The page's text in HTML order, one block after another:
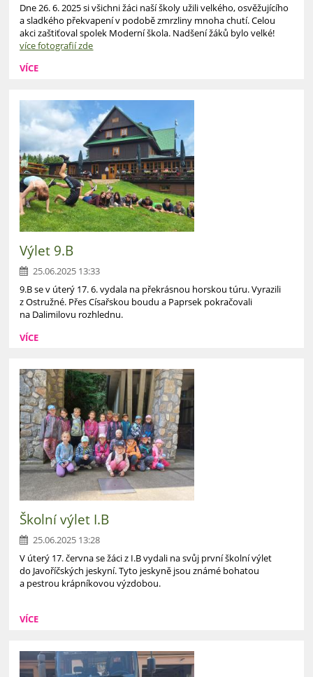
Dne 26. 6. 2025 si všichni žáci naší školy užili velkého, osvěžujícího
a sladkého překvapení v podobě zmrzliny mnoha chutí. Celou
akci zaštiťoval spolek Moderní škola. Nadšení žáků bylo velké!
více fotografií zde
VÍCE
Výlet 9.B
25.06.2025 13:33
9.B se v úterý 17. 6. vydala na překrásnou horskou túru. Vyrazili
z Ostružné. Přes Císařskou boudu a Paprsek pokračovali
na Dalimilovu rozhlednu.
VÍCE
Školní výlet I.B
25.06.2025 13:28
V úterý 17. června se žáci z I.B vydali na svůj první školní výlet
do Javoříčských jeskyní. Tyto jeskyně jsou známé bohatou
a pestrou krápníkovou výzdobou.
VÍCE